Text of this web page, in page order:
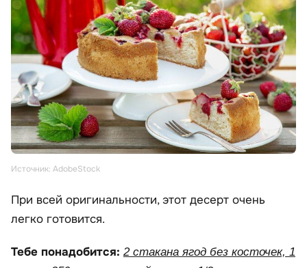
Источник: AdobeStock
При всей оригинальности, этот десерт очень
легко готовится.
Тебе понадобится: 2 стакана ягод без косточек, 1